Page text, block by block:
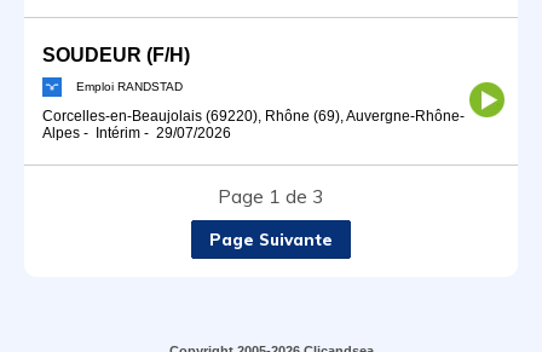
SOUDEUR (F/H)
Emploi RANDSTAD
Corcelles-en-Beaujolais (69220), Rhône (69), Auvergne-Rhône-
Alpes - Intérim - 29/07/2026
Page 1 de 3
Page Suivante